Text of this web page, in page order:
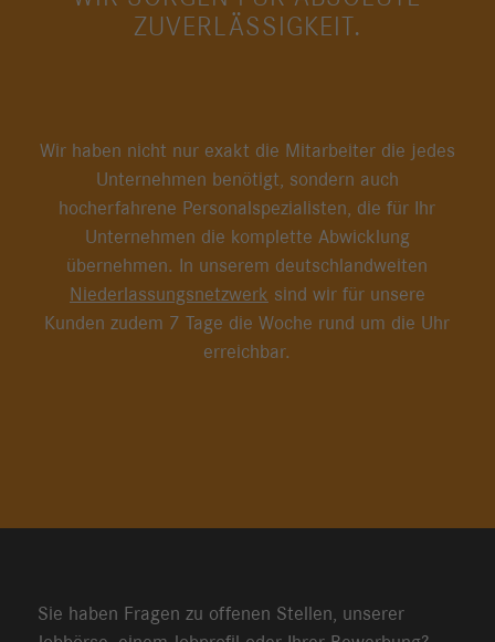
ZUVERLÄSSIGKEIT.
Wir haben nicht nur exakt die Mitarbeiter die jedes
Unternehmen benötigt, sondern auch
hocherfahrene Personalspezialisten, die für Ihr
Unternehmen die komplette Abwicklung
übernehmen. In unserem deutschlandweiten
Niederlassungsnetzwerk sind wir für unsere
Kunden zudem 7 Tage die Woche rund um die Uhr
erreichbar.
Sie haben Fragen zu offenen Stellen, unserer